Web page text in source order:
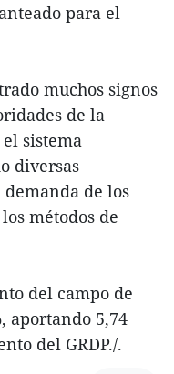
para el
muchos signos
de la
sistema
diversas
de los
métodos de
del campo de
aportando 5,74
del GRDP./.